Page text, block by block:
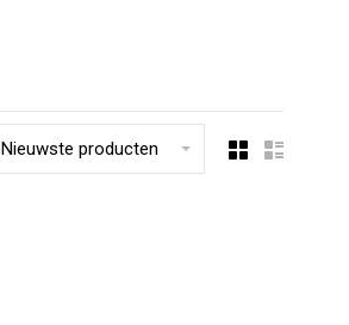
Nieuwste producten